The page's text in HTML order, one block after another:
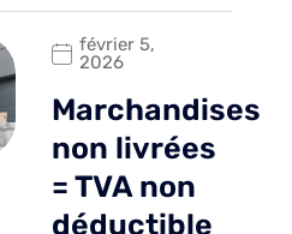
février 5,
2026
Marchandises
non livrées
= TVA non
déductible